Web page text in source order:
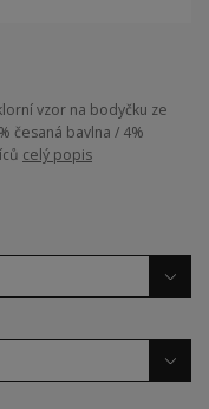
vzor na bodyčku ze
česaná bavlna / 4%
celý popis